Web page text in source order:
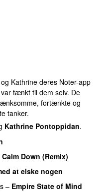
Kathrine deres Noter-app
tænkt til dem selv. De
fortænkte og
tanker.
Kathrine Pontoppidan.
Calm Down (Remix)
at elske nogen
– Empire State of Mind